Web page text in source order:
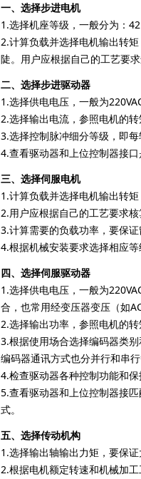
一、选择步进电机
1.选择机座等级，一般分为：
2.计算负载并选择电机输出转
陡。用户应根据自己的工艺要
二、选择步进驱动器
1.选择供电电压，一般为
2.选择输出电流，参照电机的
3.选择控制脉冲细分等级，即
4.查看驱动器和上位控制器接
三、选择伺服电机
1.计算负载并选择电机输出转
2.用户应根据自己的工艺要求
3.计算需要的负载功率，要保
4.根据机械安装要求选择相应
四、选择伺服驱动器
1.选择供电电压，一般为
合，也常用经变压器变压（如
2.选择输出功率，参照电机的
3.根据使用场合选择编码器类
编码器通讯方式也分并行和串
4.检查驱动器各种控制功能和
5.查看驱动器和上位控制器接
式。
五、选择传动机构
1.选择输出轴输出力矩，要保
2.根据电机额定转速和机械加